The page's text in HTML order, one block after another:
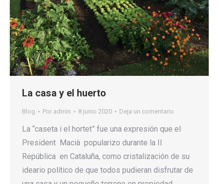
La casa y el huerto
Blog Por admin 8 junio 2020 Deja un comentario
La “caseta i el hortet” fue una expresión que el
President Macià popularizo durante la II
República en Cataluña, como cristalización de su
ideario político de que todos pudieran disfrutar de